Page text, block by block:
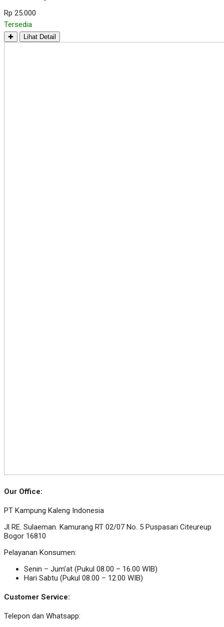
Rp 25.000
Tersedia
✚ Lihat Detail
Our Office:
PT Kampung Kaleng Indonesia
Jl RE. Sulaeman. Kamurang RT 02/07 No. 5 Puspasari Citeureup
Bogor 16810
Pelayanan Konsumen:
Senin – Jum’at (Pukul 08.00 – 16.00 WIB)
Hari Sabtu (Pukul 08.00 – 12.00 WIB)
Customer Service:
Telepon dan Whatsapp: